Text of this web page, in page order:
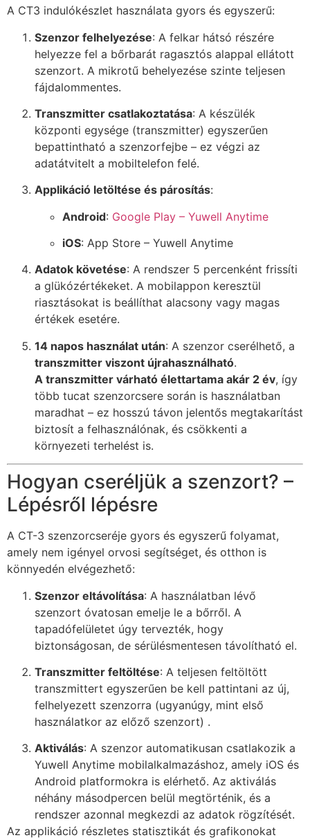
A CT3 indulókészlet használata gyors és egyszerű:
Szenzor felhelyezése: A felkar hátsó részére
helyezze fel a bőrbarát ragasztós alappal ellátott
szenzort. A mikrotű behelyezése szinte teljesen
fájdalommentes.
Transzmitter csatlakoztatása: A készülék
központi egysége (transzmitter) egyszerűen
bepattintható a szenzorfejbe – ez végzi az
adatátvitelt a mobiltelefon felé.
Applikáció letöltése és párosítás:
Android: Google Play – Yuwell Anytime
iOS: App Store – Yuwell Anytime
Adatok követése: A rendszer 5 percenként frissíti
a glükózértékeket. A mobilappon keresztül
riasztásokat is beállíthat alacsony vagy magas
értékek esetére.
14 napos használat után: A szenzor cserélhető, a
transzmitter viszont újrahasználható.
A transzmitter várható élettartama akár 2 év, így
több tucat szenzorcsere során is használatban
maradhat – ez hosszú távon jelentős megtakarítást
biztosít a felhasználónak, és csökkenti a
környezeti terhelést is.
Hogyan cseréljük a szenzort? –
Lépésről lépésre
A CT-3 szenzorcseréje gyors és egyszerű folyamat,
amely nem igényel orvosi segítséget, és otthon is
könnyedén elvégezhető:
Szenzor eltávolítása: A használatban lévő
szenzort óvatosan emelje le a bőrről. A
tapadófelületet úgy tervezték, hogy
biztonságosan, de sérülésmentesen távolítható el.
Transzmitter feltöltése: A teljesen feltöltött
transzmittert egyszerűen be kell pattintani az új,
felhelyezett szenzorra (ugyanúgy, mint első
használatkor az előző szenzort) .
Aktiválás: A szenzor automatikusan csatlakozik a
Yuwell Anytime mobilalkalmazáshoz, amely iOS és
Android platformokra is elérhető. Az aktiválás
néhány másodpercen belül megtörténik, és a
rendszer azonnal megkezdi az adatok rögzítését.
Az applikáció részletes statisztikát és grafikonokat